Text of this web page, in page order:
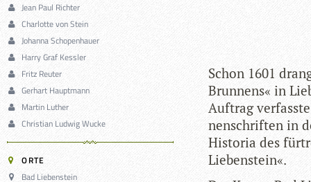
Jean Paul Richter
Charlotte von Stein
Johanna Schopenhauer
Harry Graf Kessler
Fritz Reuter
Gerhart Hauptmann
Martin Luther
Christian Ludwig Wucke
ORTE
Bad Liebenstein
Schon 1601
Brun­nens« in
Auf­trag
nen­schrif­ten in
His­to­ria des
Liebenstein«.